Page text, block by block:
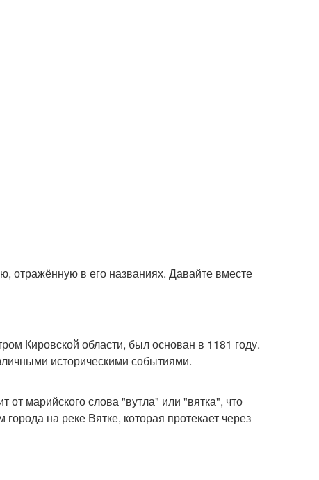
отражённую в его названиях. Давайте вместе
Кировской области, был основан в 1181 году.
историческими событиями.
марийского слова "вутла" или "вятка", что
на реке Вятке, которая протекает через